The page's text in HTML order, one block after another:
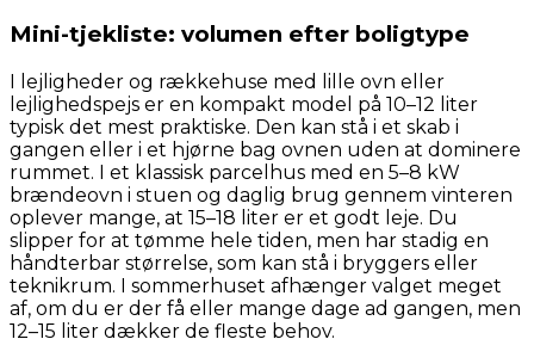
Mini-tjekliste: volumen efter boligtype
I lejligheder og rækkehuse med lille ovn eller
lejlighedspejs er en kompakt model på 10–12 liter
typisk det mest praktiske. Den kan stå i et skab i
gangen eller i et hjørne bag ovnen uden at dominere
rummet. I et klassisk parcelhus med en 5–8 kW
brændeovn i stuen og daglig brug gennem vinteren
oplever mange, at 15–18 liter er et godt leje. Du
slipper for at tømme hele tiden, men har stadig en
håndterbar størrelse, som kan stå i bryggers eller
teknikrum. I sommerhuset afhænger valget meget
af, om du er der få eller mange dage ad gangen, men
12–15 liter dækker de fleste behov.